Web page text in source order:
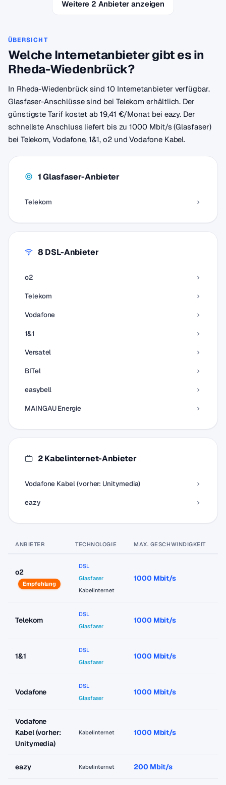
Weitere 2 Anbieter anzeigen
ÜBERSICHT
Welche Internetanbieter gibt es in
Rheda-Wiedenbrück?
In Rheda-Wiedenbrück sind 10 Internetanbieter verfügbar.
Glasfaser-Anschlüsse sind bei Telekom erhältlich. Der
günstigste Tarif kostet ab 19,41 €/Monat bei eazy. Der
schnellste Anschluss liefert bis zu 1000 Mbit/s (Glasfaser)
bei Telekom, Vodafone, 1&1, o2 und Vodafone Kabel.
1 Glasfaser-Anbieter
Telekom
8 DSL-Anbieter
o2
Telekom
Vodafone
1&1
Versatel
BITel
easybell
MAINGAU Energie
2 Kabelinternet-Anbieter
Vodafone Kabel (vorher: Unitymedia)
eazy
ANBIETER TECHNOLOGIE MAX. GESCHWINDIGKEIT
o2
Empfehlung
DSL
Glasfaser
Kabelinternet
1000 Mbit/s
Telekom
DSL
Glasfaser
1000 Mbit/s
1&1
DSL
Glasfaser
1000 Mbit/s
Vodafone
DSL
Glasfaser
1000 Mbit/s
Vodafone
Kabel (vorher:
Unitymedia)
Kabelinternet 1000 Mbit/s
eazy Kabelinternet 200 Mbit/s